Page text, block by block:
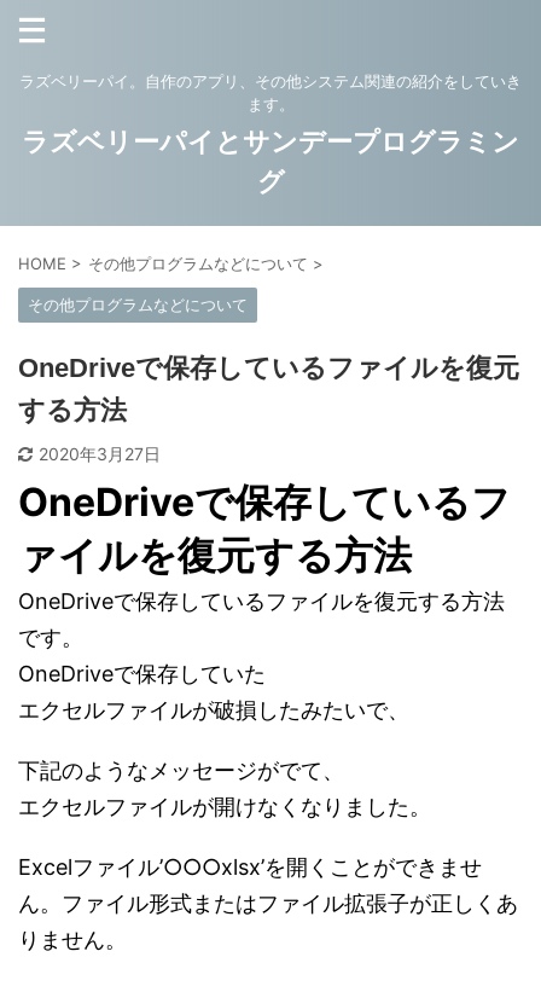
ラズベリーパイ。自作のアプリ、その他システム関連の紹介をしていき
ます。
ラズベリーパイとサンデープログラミン
グ
HOME > その他プログラムなどについて >
その他プログラムなどについて
OneDriveで保存しているファイルを復元
する方法
2020年3月27日
OneDriveで保存しているフ
ァイルを復元する方法
OneDriveで保存しているファイルを復元する方法
です。
OneDriveで保存していた
エクセルファイルが破損したみたいで、
下記のようなメッセージがでて、
エクセルファイルが開けなくなりました。
Excelファイル’○○○xlsx’を開くことができませ
ん。ファイル形式またはファイル拡張子が正しくあ
りません。